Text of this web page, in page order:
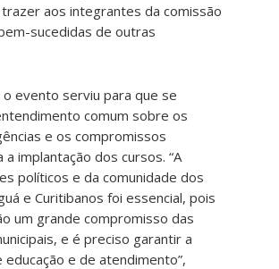
aos integrantes da comissão
sucedidas de outras
o evento serviu para que se
comum sobre os
e os compromissos
implantação dos cursos. “A
políticos e da comunidade dos
e Curitibanos foi essencial, pois
um grande compromisso das
e é preciso garantir a
e de atendimento”,